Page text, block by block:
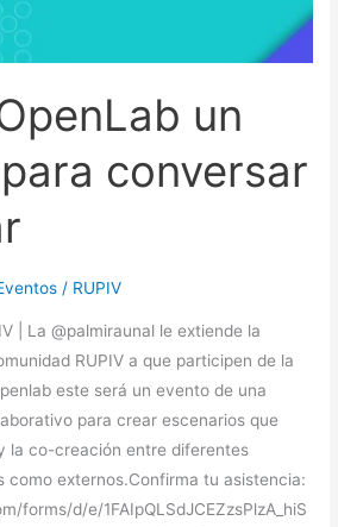
un
conversar
/ RUPIV
| La @palmiraunal le extiende la
RUPIV a que participen de la
este será un evento de una
para crear escenarios que
la co-creación entre diferentes
como externos.Confirma tu asistencia:
forms/d/e/1FAIpQLSdJCEZzsPlzA_hiS